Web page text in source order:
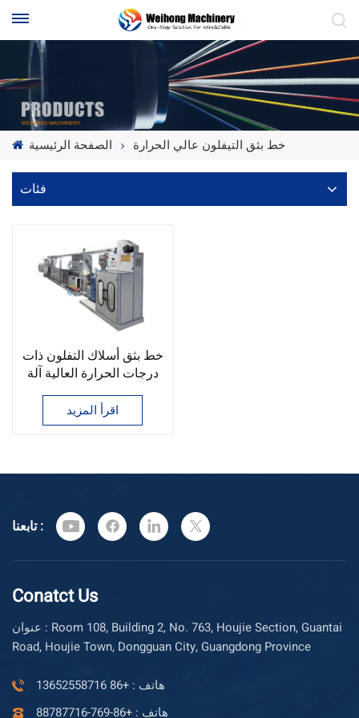
الصفحة الرئيسية خط بثق التيفلون عالي الحرارة
فئات
خط بثق أسلاك التفلون ذات
درجات الحرارة العالية آلة
تصنيع أسلاك التيفلون
اقرأ المزيد
تابعنا :
Conatct Us
عنوان : Room 108, Building 2, No. 763, Houjie Section, Guantai
Road, Houjie Town, Dongguan City, Guangdong Province
هاتف : +86 13652558716
هاتف : +86-769-88787716